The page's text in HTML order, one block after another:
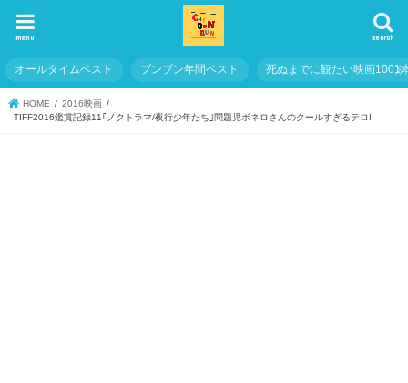
search
menu
オールタイムベスト ブンブン年間ベスト 死ぬまでに観たい映画1001
HOME
2016映画
TIFF2016鑑賞記録11｢ノクトラマ/夜行少年たち｣問題児ボネロさんのクールすぎるテロ!